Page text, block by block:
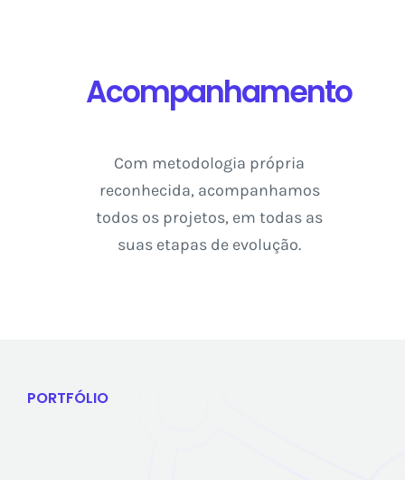
Acompanhamento
Com metodologia própria
reconhecida, acompanhamos
todos os projetos, em todas as
suas etapas de evolução.
PORTFÓLIO